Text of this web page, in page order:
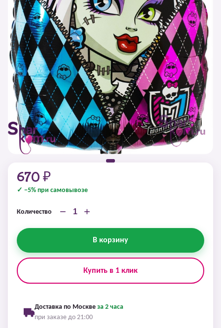
670 ₽
✓ −5% при самовывозе
Количество − +
В корзину
Купить в 1 клик
Доставка по Москве за 2 часа
при заказе до 21:00